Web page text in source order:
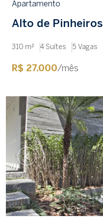
Apartamento
Alto de Pinheiros
310 m² 4 Suítes 5 Vagas
R$ 27.000/mês